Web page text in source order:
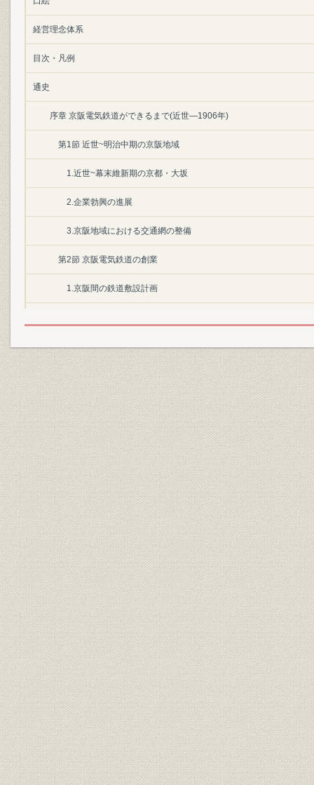
経営理念体系
目次・凡例
通史
序章 京阪電気鉄道ができるまで(近世―1906年)
第1節 近世~明治中期の京阪地域
1.近世~幕末維新期の京都・大坂
2.企業勃興の進展
3.京阪地域における交通網の整備
第2節 京阪電気鉄道の創業
1.京阪間の鉄道敷設計画
3.渋沢栄一の経営思想と京阪電鉄
第1章 京阪電気鉄道の開業(1907―1919年)
第1節 産業化・都市化のなかの京阪地域
1.日露戦後~第1次世界大戦期の日本経済
2.都市化の進展と交通網の拡充
第2節 経営組織の整備
1.初期の経営組織
2.経営組織の整備
第3節 京阪電気鉄道の開業
1.開業準備と大阪市電乗り入れ計画
2.京阪電鉄の開業
3.大阪市電への乗り入れ契約解除
4.宇治線の開業
5.急行電車の運転と自動信号機の設置
6.鴨川線への乗り入れ
7.深草車庫の火災と淀川の決壊